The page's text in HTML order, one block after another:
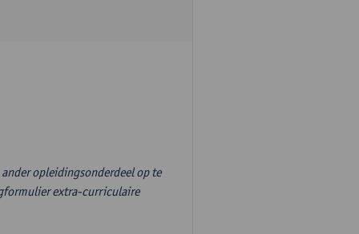
opleidingsonderdeel op te
extra-curriculaire